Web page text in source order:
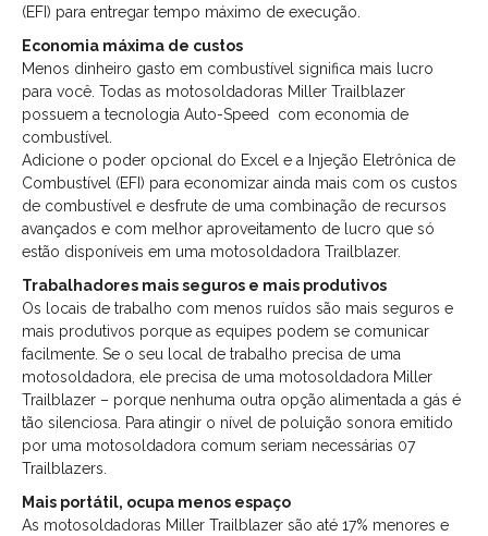
(EFI) para entregar tempo máximo de execução.
Economia máxima de custos
Menos dinheiro gasto em combustível significa mais lucro
para você. Todas as motosoldadoras Miller Trailblazer
possuem a tecnologia Auto-Speed com economia de
combustível.
Adicione o poder opcional do Excel e a Injeção Eletrônica de
Combustível (EFI) para economizar ainda mais com os custos
de combustível e desfrute de uma combinação de recursos
avançados e com melhor aproveitamento de lucro que só
estão disponíveis em uma motosoldadora Trailblazer.
Trabalhadores mais seguros e mais produtivos
Os locais de trabalho com menos ruídos são mais seguros e
mais produtivos porque as equipes podem se comunicar
facilmente. Se o seu local de trabalho precisa de uma
motosoldadora, ele precisa de uma motosoldadora Miller
Trailblazer – porque nenhuma outra opção alimentada a gás é
tão silenciosa. Para atingir o nível de poluição sonora emitido
por uma motosoldadora comum seriam necessárias 07
Trailblazers.
Mais portátil, ocupa menos espaço
As motosoldadoras Miller Trailblazer são até 17% menores e